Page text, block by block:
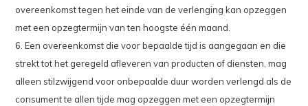
overeenkomst tegen het einde van de verlenging kan opzeggen
met een opzegtermijn van ten hoogste één maand.
6. Een overeenkomst die voor bepaalde tijd is aangegaan en die
strekt tot het geregeld afleveren van producten of diensten, mag
alleen stilzwijgend voor onbepaalde duur worden verlengd als de
consument te allen tijde mag opzeggen met een opzegtermijn